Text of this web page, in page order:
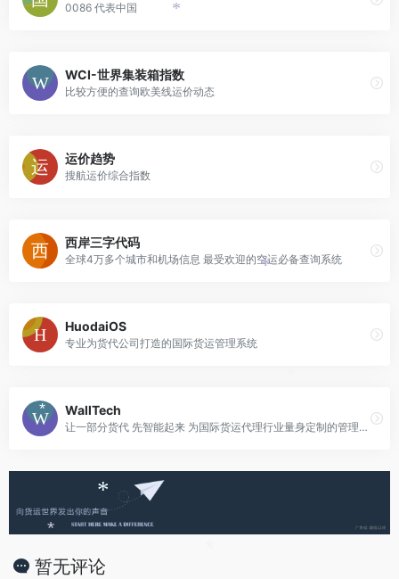
0086 代表中国
WCI-世界集装箱指数
比较方便的查询欧美线运价动态
运价趋势
搜航运价综合指数
西岸三字代码
全球4万多个城市和机场信息 最受欢迎的空运必备查询系统
HuodaiOS
专业为货代公司打造的国际货运管理系统
WallTech
让一部分货代 先智能起来 为国际货运代理行业量身定制的管理协同云平台
暂无评论
*
*
*